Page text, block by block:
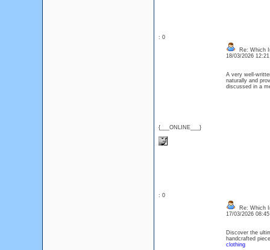
: 0
{___ONLINE___}
Re: Which
18/03/2026
A very well-
naturally and
discussed in a
: 0
Re: Which
17/03/2026
Discover the
handcrafted
clothing